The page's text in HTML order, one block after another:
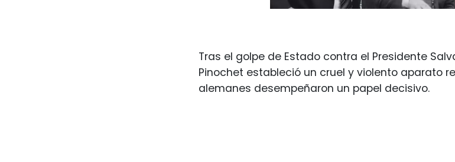
Tras el golpe de Estado contra el Presidente
Pinochet estableció un cruel y violento aparato
alemanes desempeñaron un papel decisivo.